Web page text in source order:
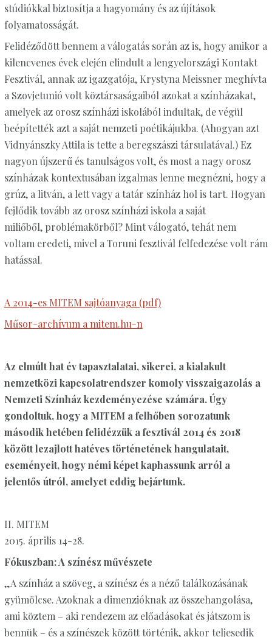
stúdiókkal biztosítja a hagyomány és az újítások
folyamatosságát.
Felidéződött bennem a válogatás során az is, hogy amikor a
kilencvenes évek elején elindult a lengyelországi Kontakt
Fesztivál, annak az igazgatója, Krystyna Meissner meghívta
a Szovjetunió volt köztársaságaiból azokat a színházakat,
amelyek az orosz színházi iskolából indultak, de végül
beépítették azt a saját nemzeti poétikájukba. (Ahogyan azt
Vidnyánszky Attila is tette a beregszászi társulatával.) Ez
nagyon újszerű és tanulságos volt, és most a nagy orosz
színházak kontextusában izgalmas lenne megnézni, hogy a
grúz, a litván, a lett vagy a tatár színház hol is tart. Hogyan
fejlődik tovább az orosz színházi iskola a saját
miliőből, problémakörből? Mint válogató, tehát nem
voltam eredeti, mivel a Toruni fesztivál felfedezése volt rám
hatással.
A 2014-es MITEM sajtóanyaga (pdf)
Műsor-archívum a mitem.hu-n
Az elmúlt hat év tapasztalatai, sikerei, a kialakult
nemzetközi kapcsolatrendszer komoly visszaigazolás a
Nemzeti Színház kezdeményezése számára. Úgy
gondoltuk, hogy a MITEM a felhőben sorozatunk
második hetében felidézzük a fesztivál 2014 és 2018
között lezajlott hatéves történetének hangulatait,
eseményeit, hogy némi képet kaphassunk arról a
jelentős útról, amelyet eddig bejártunk.
II. MITEM
2015. április 14-28.
Fókuszban: A színész művészete
„A színház a szöveg, a színész és a néző találkozásának
gyümölcse. Azoknak a dimenzióknak az összehangolása,
ami köztem – aki rendezem az előadásokat és játszom is
bennük – és a színészek között történik, akkor teljesedik